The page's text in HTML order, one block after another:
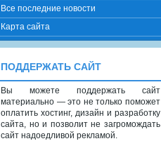
Все последние новости
Карта сайта
ПОДДЕРЖАТЬ САЙТ
Вы можете поддержать сайт
материально — это не только поможет
оплатить хостинг, дизайн и разработку
сайта, но и позволит не загромождать
сайт надоедливой рекламой.